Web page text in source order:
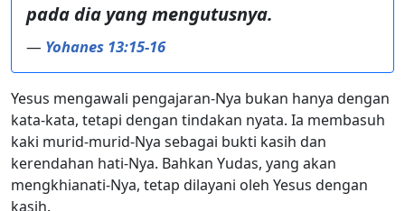
pada dia yang mengutusnya.
— Yohanes 13:15-16
Yesus mengawali pengajaran-Nya bukan hanya dengan
kata-kata, tetapi dengan tindakan nyata. Ia membasuh
kaki murid-murid-Nya sebagai bukti kasih dan
kerendahan hati-Nya. Bahkan Yudas, yang akan
mengkhianati-Nya, tetap dilayani oleh Yesus dengan
kasih.